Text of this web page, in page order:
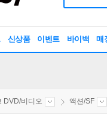
신상품 이벤트 바이백 매
DVD/비디오 액션/SF